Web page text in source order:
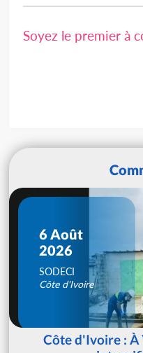
Soyez le premier à
6 Août
2026
SODECI
Côte d'Ivoire
Côte d'Ivoire : À